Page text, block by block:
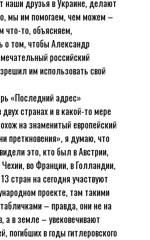
наши друзья в Украине, делают
мы им помогаем, чем можем –
что-то, объясняем,
о том, чтобы Александр
российский
им использовать свой
«Последний адрес»
странах и в какой-то мере
на знаменитый европейский
преткновения», я думаю, что
это, кто был в Австрии,
Чехии, во Франции, в Голландии,
стран на сегодня участвуют
проекте, там такими
– правда, они не на
а в земле – увековечивают
погибших в годы гитлеровского